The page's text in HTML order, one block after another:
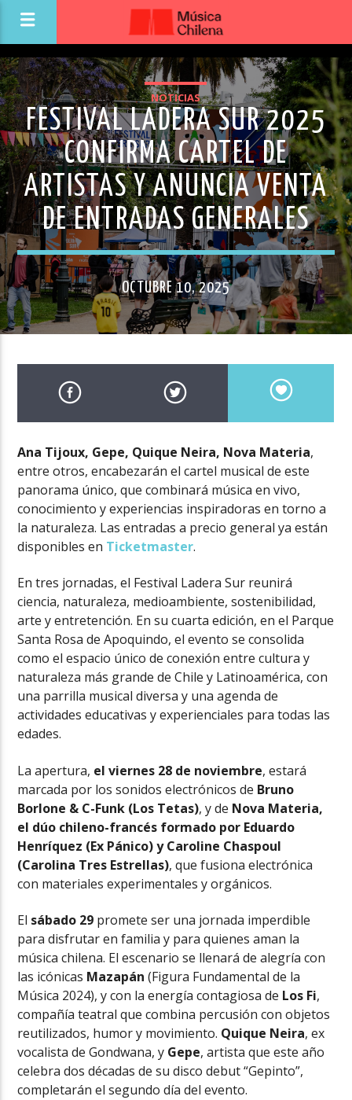
NOTICIAS
FESTIVAL LADERA SUR 2025
CONFIRMA CARTEL DE
ARTISTAS Y ANUNCIA VENTA
DE ENTRADAS GENERALES
OCTUBRE 10, 2025
Ana Tijoux, Gepe, Quique Neira, Nova Materia,
entre otros, encabezarán el cartel musical de este
panorama único, que combinará música en vivo,
conocimiento y experiencias inspiradoras en torno a
la naturaleza. Las entradas a precio general ya están
disponibles en Ticketmaster.
En tres jornadas, el Festival Ladera Sur reunirá
ciencia, naturaleza, medioambiente, sostenibilidad,
arte y entretención. En su cuarta edición, en el Parque
Santa Rosa de Apoquindo, el evento se consolida
como el espacio único de conexión entre cultura y
naturaleza más grande de Chile y Latinoamérica, con
una parrilla musical diversa y una agenda de
actividades educativas y experienciales para todas las
edades.
La apertura, el viernes 28 de noviembre, estará
marcada por los sonidos electrónicos de Bruno
Borlone & C-Funk (Los Tetas), y de Nova Materia,
el dúo chileno-francés formado por Eduardo
Henríquez (Ex Pánico) y Caroline Chaspoul
(Carolina Tres Estrellas), que fusiona electrónica
con materiales experimentales y orgánicos.
El sábado 29 promete ser una jornada imperdible
para disfrutar en familia y para quienes aman la
música chilena. El escenario se llenará de alegría con
las icónicas Mazapán (Figura Fundamental de la
Música 2024), y con la energía contagiosa de Los Fi,
compañía teatral que combina percusión con objetos
reutilizados, humor y movimiento. Quique Neira, ex
vocalista de Gondwana, y Gepe, artista que este año
celebra dos décadas de su disco debut “Gepinto”,
completarán el segundo día del evento.